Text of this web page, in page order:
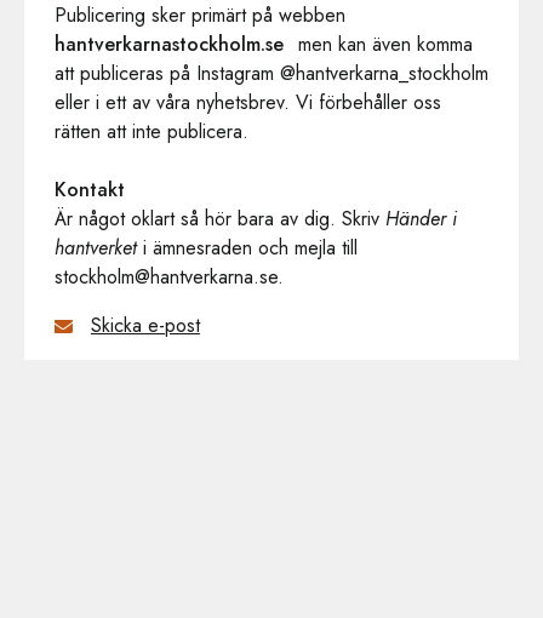
Publicering sker primärt på webben
hantverkarnastockholm.se men kan även komma
att publiceras på Instagram @hantverkarna_stockholm
eller i ett av våra nyhetsbrev. Vi förbehåller oss
rätten att inte publicera.
Kontakt
Är något oklart så hör bara av dig. Skriv Händer i
hantverketi ämnesraden och mejla till
stockholm@hantverkarna.se.
Skicka e-post